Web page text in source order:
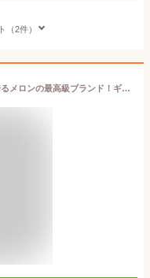
（2件）
静岡県産クラウンメロン 1個静岡が誇るメロンの最高級ブランド！ギフト メロン クラウンメロン 送料無料北海道、沖縄は別途1,000円